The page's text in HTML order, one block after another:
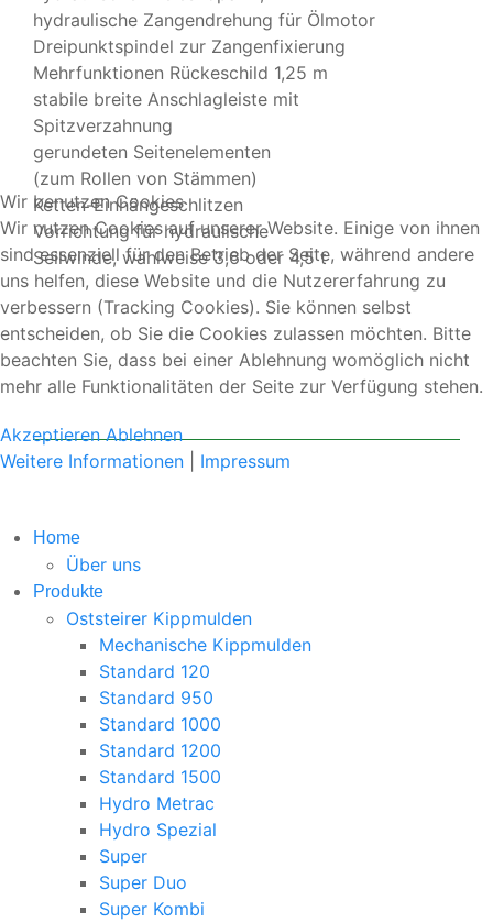
hydraulische Zangendrehung für Ölmotor
Dreipunktspindel zur Zangenfixierung
Mehrfunktionen Rückeschild 1,25 m
stabile breite Anschlagleiste mit
Spitzverzahnung
gerundeten Seitenelementen
(zum Rollen von Stämmen)
Ketten-Einhängeschlitzen
Vorrichtung für hydraulische
Seilwinde, wahlweise 3,6 oder 4,5 t
Home
Über uns
Produkte
Oststeirer Kippmulden
Mechanische Kippmulden
Standard 120
Standard 950
Standard 1000
Standard 1200
Standard 1500
Hydro Metrac
Hydro Spezial
Super
Super Duo
Super Kombi
Wir benutzen Cookies
Wir nutzen Cookies auf unserer Website. Einige von ihnen
sind essenziell für den Betrieb der Seite, während andere
uns helfen, diese Website und die Nutzererfahrung zu
verbessern (Tracking Cookies). Sie können selbst
entscheiden, ob Sie die Cookies zulassen möchten. Bitte
beachten Sie, dass bei einer Ablehnung womöglich nicht
mehr alle Funktionalitäten der Seite zur Verfügung stehen.
Akzeptieren Ablehnen
Weitere Informationen
Impressum